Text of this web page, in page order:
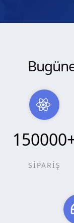
150000
SİPARİŞ